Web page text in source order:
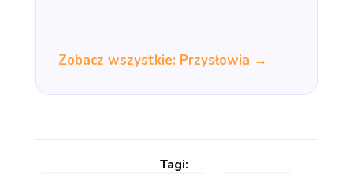
Zobacz wszystkie: Przysłowia →